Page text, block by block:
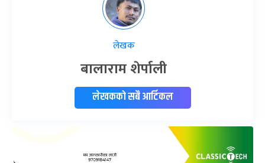
लेखक
बालाराम शेर्पाली
लेखकको सबै आर्टिकल